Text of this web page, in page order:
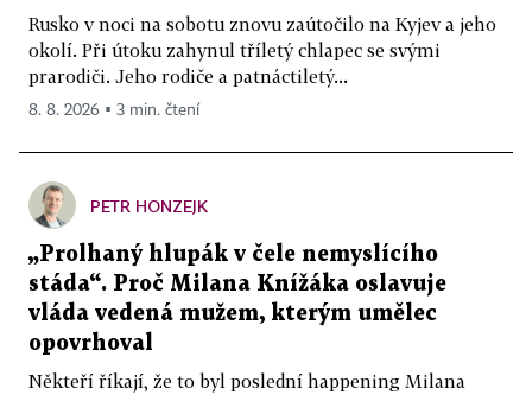
Rusko v noci na sobotu znovu zaútočilo na Kyjev a jeho
okolí. Při útoku zahynul tříletý chlapec se svými
prarodiči. Jeho rodiče a patnáctiletý...
8. 8. 2026 ▪ 3 min. čtení
PETR HONZEJK
„Prolhaný hlupák v čele nemyslícího
stáda“. Proč Milana Knížáka oslavuje
vláda vedená mužem, kterým umělec
opovrhoval
Někteří říkají, že to byl poslední happening Milana